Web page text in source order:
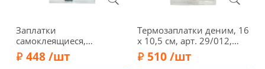
Заплатки
самоклеящиеся,
професс., 16 х 10 см, арт.
323/001, белый
448 /шт
Термозаплатки деним, 16
х 10,5 см, арт. 29/012,
коричневый
510 /шт